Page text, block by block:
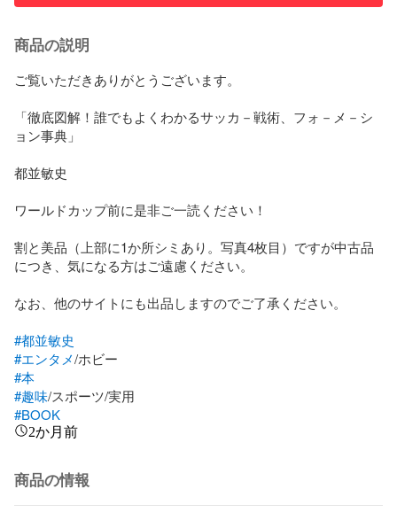
商品の説明
ご覧いただきありがとうございます。
「徹底図解！誰でもよくわかるサッカ－戦術、フォ－メ－シ
ョン事典」
都並敏史
ワールドカップ前に是非ご一読ください！
割と美品（上部に1か所シミあり。写真4枚目）ですが中古品
につき、気になる方はご遠慮ください。
なお、他のサイトにも出品しますのでご了承ください。
#都並敏史
#エンタメ
#本
#趣味
#BOOK
2か月前
商品の情報